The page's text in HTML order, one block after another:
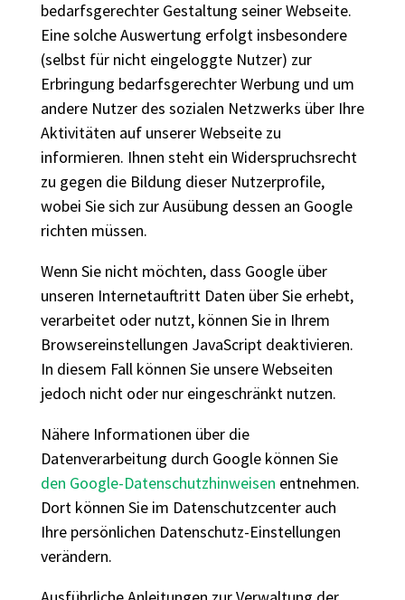
bedarfsgerechter Gestaltung seiner Webseite.
Eine solche Auswertung erfolgt insbesondere
(selbst für nicht eingeloggte Nutzer) zur
Erbringung bedarfsgerechter Werbung und um
andere Nutzer des sozialen Netzwerks über Ihre
Aktivitäten auf unserer Webseite zu
informieren. Ihnen steht ein Widerspruchsrecht
zu gegen die Bildung dieser Nutzerprofile,
wobei Sie sich zur Ausübung dessen an Google
richten müssen.
Wenn Sie nicht möchten, dass Google über
unseren Internetauftritt Daten über Sie erhebt,
verarbeitet oder nutzt, können Sie in Ihrem
Browsereinstellungen JavaScript deaktivieren.
In diesem Fall können Sie unsere Webseiten
jedoch nicht oder nur eingeschränkt nutzen.
Nähere Informationen über die
Datenverarbeitung durch Google können Sie
den Google-Datenschutzhinweisen entnehmen.
Dort können Sie im Datenschutzcenter auch
Ihre persönlichen Datenschutz-Einstellungen
verändern.